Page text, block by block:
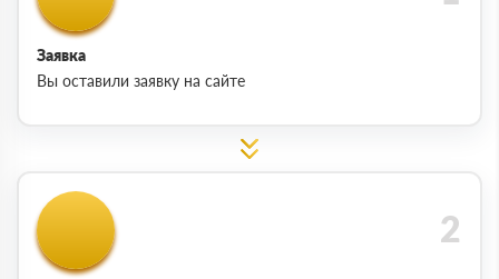
Заявка
Вы оставили заявку на сайте